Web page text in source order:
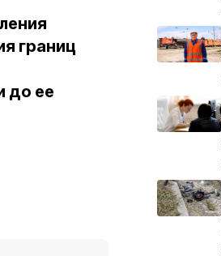
границ
до ее